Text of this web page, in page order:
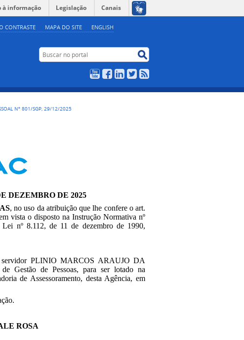
CONTRASTE MAPA DO SITE ENGLISH
à informação Legislação Canais
Buscar no portal
YouTubeFacebookLinkedIn
Twitter
Nº 801/SGP, 29/12/2025
DEZEMBRO DE 2025
, no uso da atribuição que lhe confere o art.
vista o disposto na Instrução Normativa nº
nº 8.112, de 11 de dezembro de 1990,
servidor PLINIO MARCOS ARAUJO DA
Gestão de Pessoas, para ser lotado na
de Assessoramento, desta Agência, em
ROSA